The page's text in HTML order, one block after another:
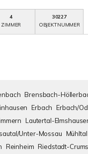
4
ZIMMER
30227
OBJEKTNUMMER
Brensbach-
Erbach Erbach/
Lautertal-
Unter-Mossau Mühltal
Reinheim Riedstadt-